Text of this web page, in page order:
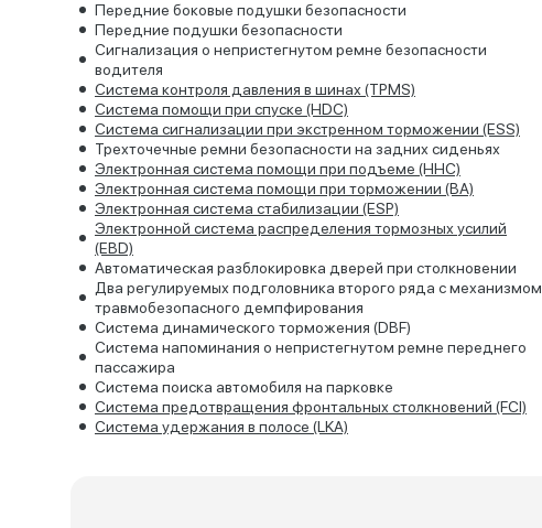
Передние боковые подушки безопасности
Передние подушки безопасности
Сигнализация о непристегнутом ремне безопасности
водителя
Система контроля давления в шинах (TPMS)
Система помощи при спуске (HDC)
Система сигнализации при экстренном торможении (ESS)
Трехточечные ремни безопасности на задних сиденьях
Электронная система помощи при подъеме (HHC)
Электронная система помощи при торможении (ВА)
Электронная система стабилизации (ESP)
Электронной система распределения тормозных усилий
(EBD)
Автоматическая разблокировка дверей при столкновении
Два регулируемых подголовника второго ряда с механизмом
травмобезопасного демпфирования
Система динамического торможения (DBF)
Система напоминания о непристегнутом ремне переднего
пассажира
Система поиска автомобиля на парковке
Система предотвращения фронтальных столкновений (FCI)
Система удержания в полосе (LKA)